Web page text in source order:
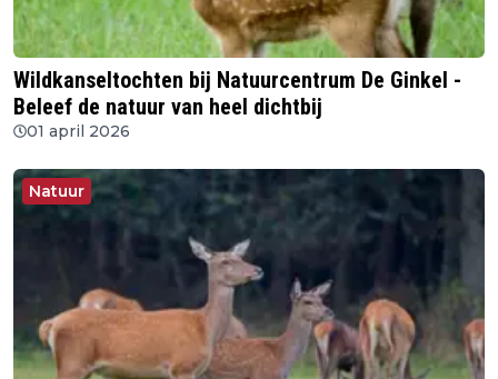
Wildkanseltochten bij Natuurcentrum De Ginkel -
Beleef de natuur van heel dichtbij
01 april 2026
Natuur